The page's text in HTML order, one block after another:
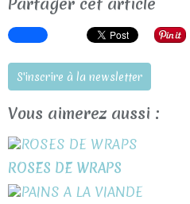
S'inscrire à la newsletter
Vous aimerez aussi :
ROSES DE WRAPS